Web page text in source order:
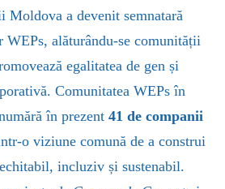
Moldova a devenit semnatară
alăturându-se comunității
egalitatea de gen și
Comunitatea WEPs în
în prezent 41 de companii
o viziune comună de a construi
incluziv și sustenabil.